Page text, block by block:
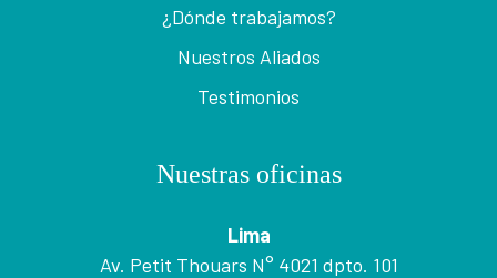
¿Dónde trabajamos?
Nuestros Aliados
Testimonios
Nuestras oficinas
Lima
Av. Petit Thouars N° 4021 dpto. 101